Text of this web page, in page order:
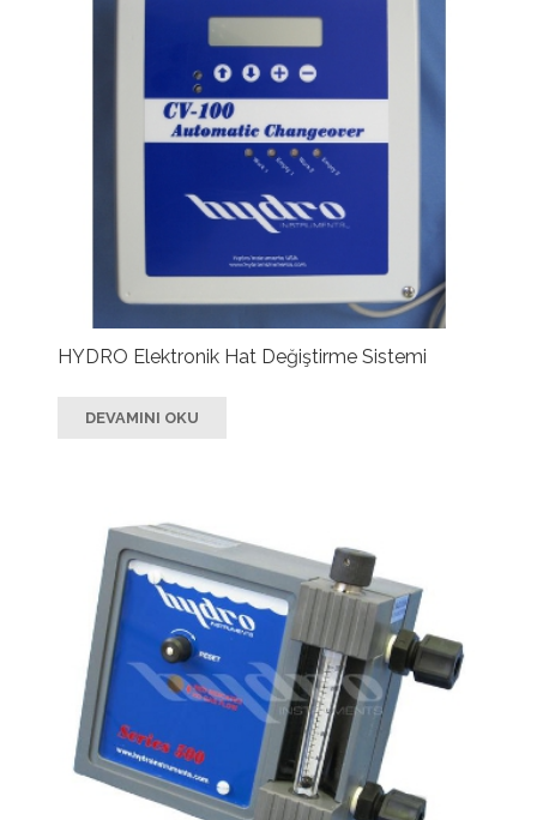
HYDRO Elektronik Hat Değiştirme Sistemi
DEVAMINI OKU